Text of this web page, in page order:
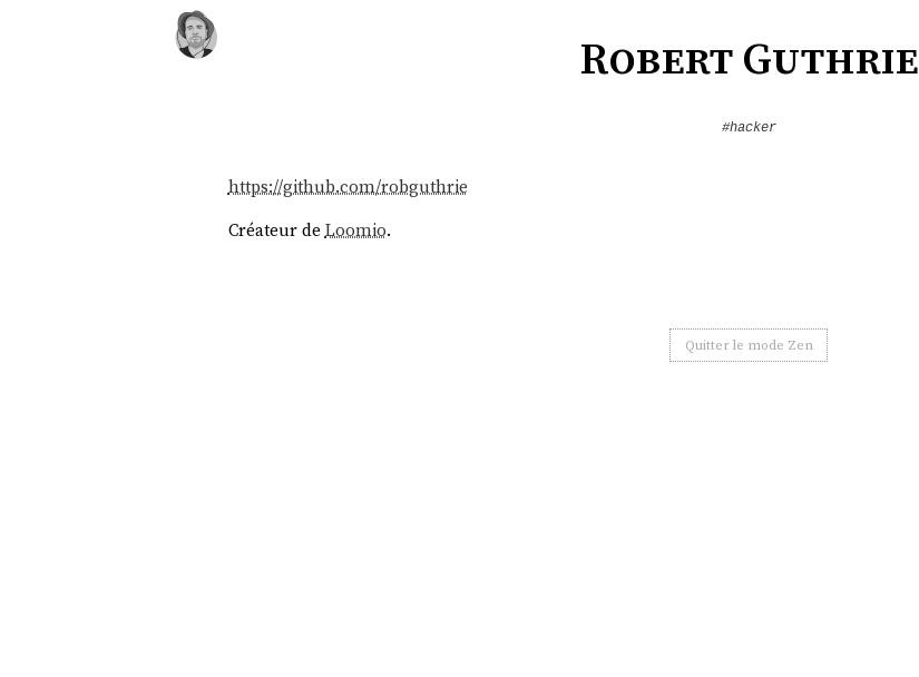
Robert Guthrie
#hacker
https://github.com/robguthrie
Créateur deLoomio.
Quitter le mode Zen